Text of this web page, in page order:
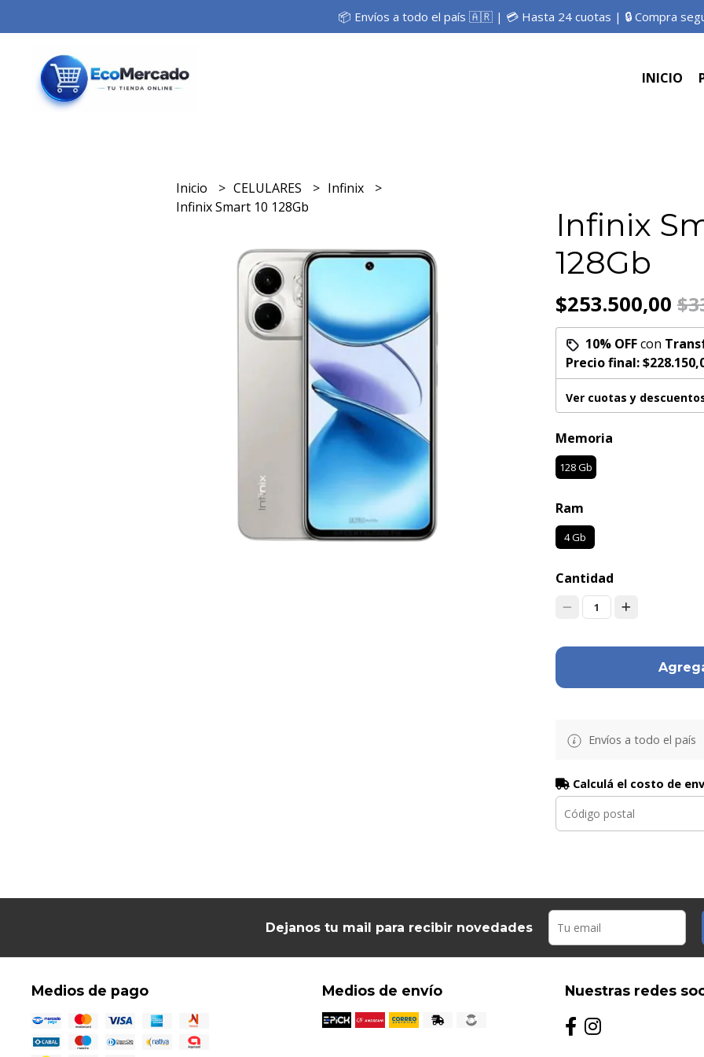
📦 Envíos a todo el país 🇦🇷 | 💳 Hasta 24 cuotas | 🔒 Compra
INICIO
Inicio CELULARES
Infinix
Infinix Smart 10 128Gb
Infinix
128Gb
$253.500,00
10% OFFcon
Precio final:
Ver cuotas y
Memoria
128 Gb
Ram
4 Gb
Cantidad
1
Envíos a todo el país
Calculá el costo de
Dejanos tu mail para recibir novedades
Medios de pago Medios de envío Nuestras redes